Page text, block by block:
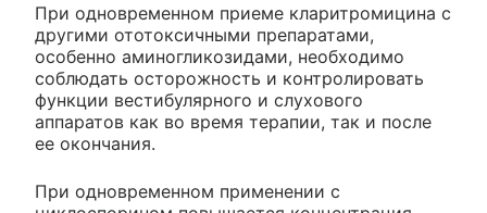
При одновременном приеме кларитромицина с
другими ототоксичными препаратами,
особенно аминогликозидами, необходимо
соблюдать осторожность и контролировать
функции вестибулярного и слухового
аппаратов как во время терапии, так и после
ее окончания.
При одновременном применении с